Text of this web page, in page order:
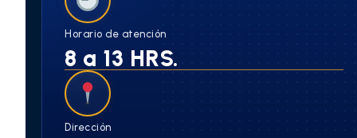
Horario de atención
8 a 13 HRS.
Dirección